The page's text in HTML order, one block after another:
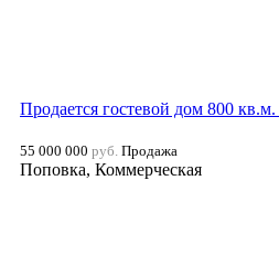
Продается гостевой дом 800
55 000 000 руб. Продажа
Поповка, Коммерческая